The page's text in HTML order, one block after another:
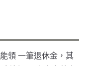
領 一筆退休金，其